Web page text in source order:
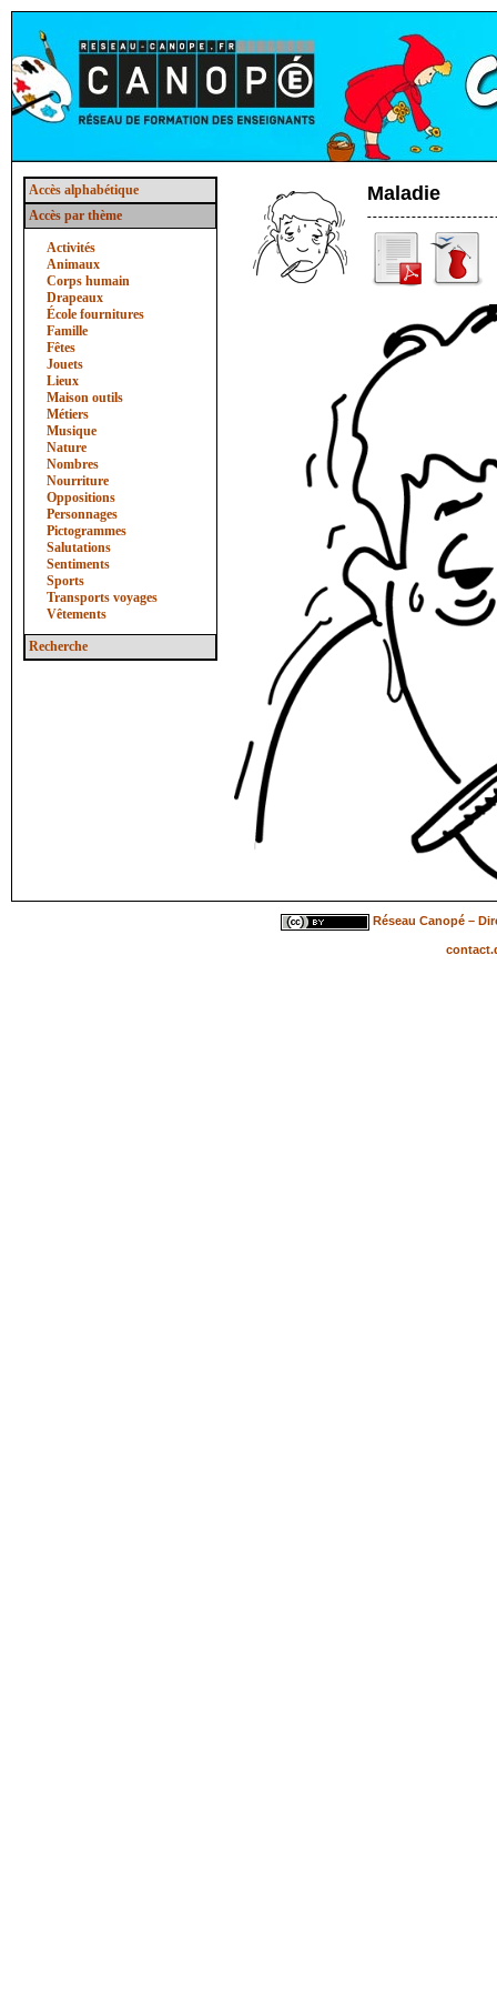
Accès alphabétique
Accès par thème
Activités
Animaux
Corps humain
Drapeaux
École fournitures
Famille
Fêtes
Jouets
Lieux
Maison outils
Métiers
Musique
Nature
Nombres
Nourriture
Oppositions
Personnages
Pictogrammes
Salutations
Sentiments
Sports
Transports voyages
Vêtements
Recherche
Maladie
Réseau Canopé –